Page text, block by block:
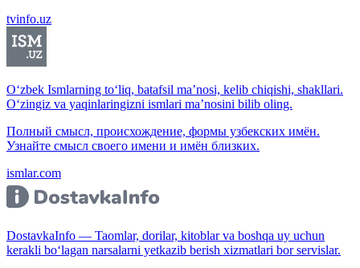
tvinfo.uz
O‘zbek Ismlarning to‘liq, batafsil ma’nosi, kelib chiqishi, shakllari.
O‘zingiz va yaqinlaringizni ismlari ma’nosini bilib oling.
Полный смысл, происхождение, формы узбекских имён.
Узнайте смысл своего имени и имён близких.
ismlar.com
DostavkaInfo — Taomlar, dorilar, kitoblar va boshqa uy uchun
kerakli bo‘lagan narsalarni yetkazib berish xizmatlari bor servislar.